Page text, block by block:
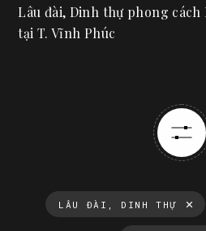
Lâu đài, Dinh thự phong
tại T. Vĩnh Phúc
LÂU ĐÀI, DINH THỰ